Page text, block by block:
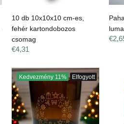
10 db 10x10x10 cm-es,
fehér kartondobozos
csomag
€4,31
Kedvezmény 11% Elfogyott